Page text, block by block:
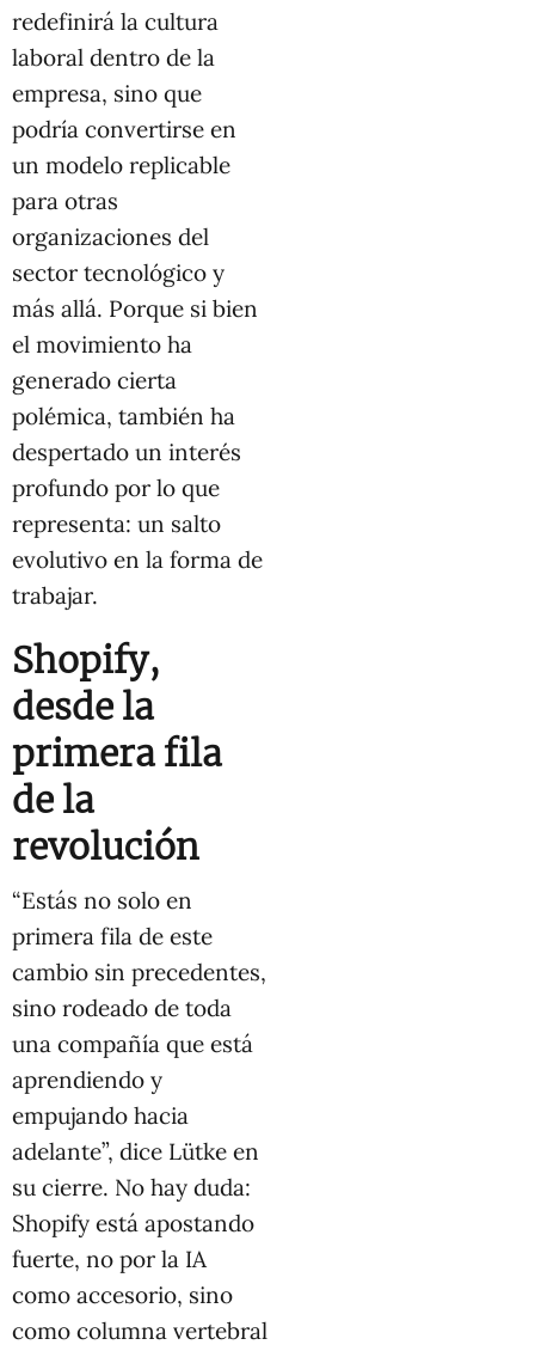
redefinirá la cultura
laboral dentro de la
empresa, sino que
podría convertirse en
un modelo replicable
para otras
organizaciones del
sector tecnológico y
más allá. Porque si bien
el movimiento ha
generado cierta
polémica, también ha
despertado un interés
profundo por lo que
representa: un salto
evolutivo en la forma de
trabajar.
Shopify,
desde la
primera fila
de la
revolución
“Estás no solo en
primera fila de este
cambio sin precedentes,
sino rodeado de toda
una compañía que está
aprendiendo y
empujando hacia
adelante”, dice Lütke en
su cierre. No hay duda:
Shopify está apostando
fuerte, no por la IA
como accesorio, sino
como columna vertebral